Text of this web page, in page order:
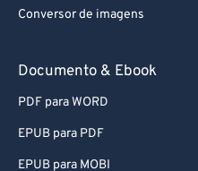
Conversor de imagens
Documento & Ebook
PDF para WORD
EPUB para PDF
EPUB para MOBI